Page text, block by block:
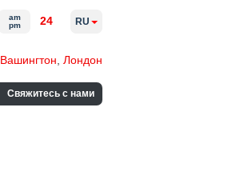
Вашингтон Лондон
Свяжитесь с нами
am
pm
24 RU